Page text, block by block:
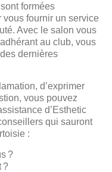
formées
fournir un service
Avec le salon vous
au club, vous
dernières
d’exprimer
vous pouvez
d’Esthetic
qui sauront
:
?
?